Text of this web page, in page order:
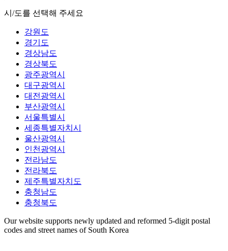
시/도를 선택해 주세요
강원도
경기도
경상남도
경상북도
광주광역시
대구광역시
대전광역시
부산광역시
서울특별시
세종특별자치시
울산광역시
인천광역시
전라남도
전라북도
제주특별자치도
충청남도
충청북도
Our website supports newly updated and reformed 5-digit postal
codes and street names of South Korea